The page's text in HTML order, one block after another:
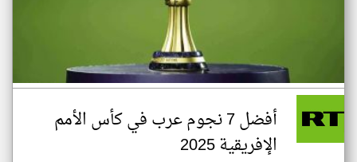
أفضل 7 نجوم عرب في كأس الأمم
الإفريقية 2025